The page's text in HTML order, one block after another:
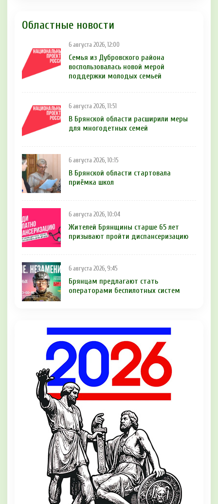
Областные новости
6 августа 2026, 12:00
Семья из Дубровского района
воспользовалась новой мерой
поддержки молодых семьей
6 августа 2026, 11:51
В Брянской области расширили меры
для многодетных семей
6 августа 2026, 10:15
В Брянской области стартовала
приёмка школ
6 августа 2026, 10:04
Жителей Брянщины старше 65 лет
призывают пройти диспансеризацию
6 августа 2026, 9:45
Брянцам предлагают cтать
оперaтoрами бeспилотных систeм